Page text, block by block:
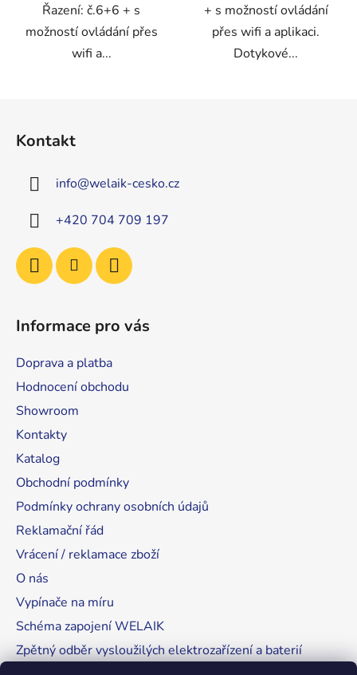
Řazení: č.6+6 + s
možností ovládání přes
wifi a...
+ s možností ovládání
přes wifi a aplikaci.
Dotykové...
Kontakt
info@welaik-cesko.cz
+420 704 709 197
Informace pro vás
Doprava a platba
Hodnocení obchodu
Showroom
Kontakty
Katalog
Obchodní podmínky
Podmínky ochrany osobních údajů
Reklamační řád
Vrácení / reklamace zboží
O nás
Vypínače na míru
Schéma zapojení WELAIK
Zpětný odběr vysloužilých elektrozařízení a baterií